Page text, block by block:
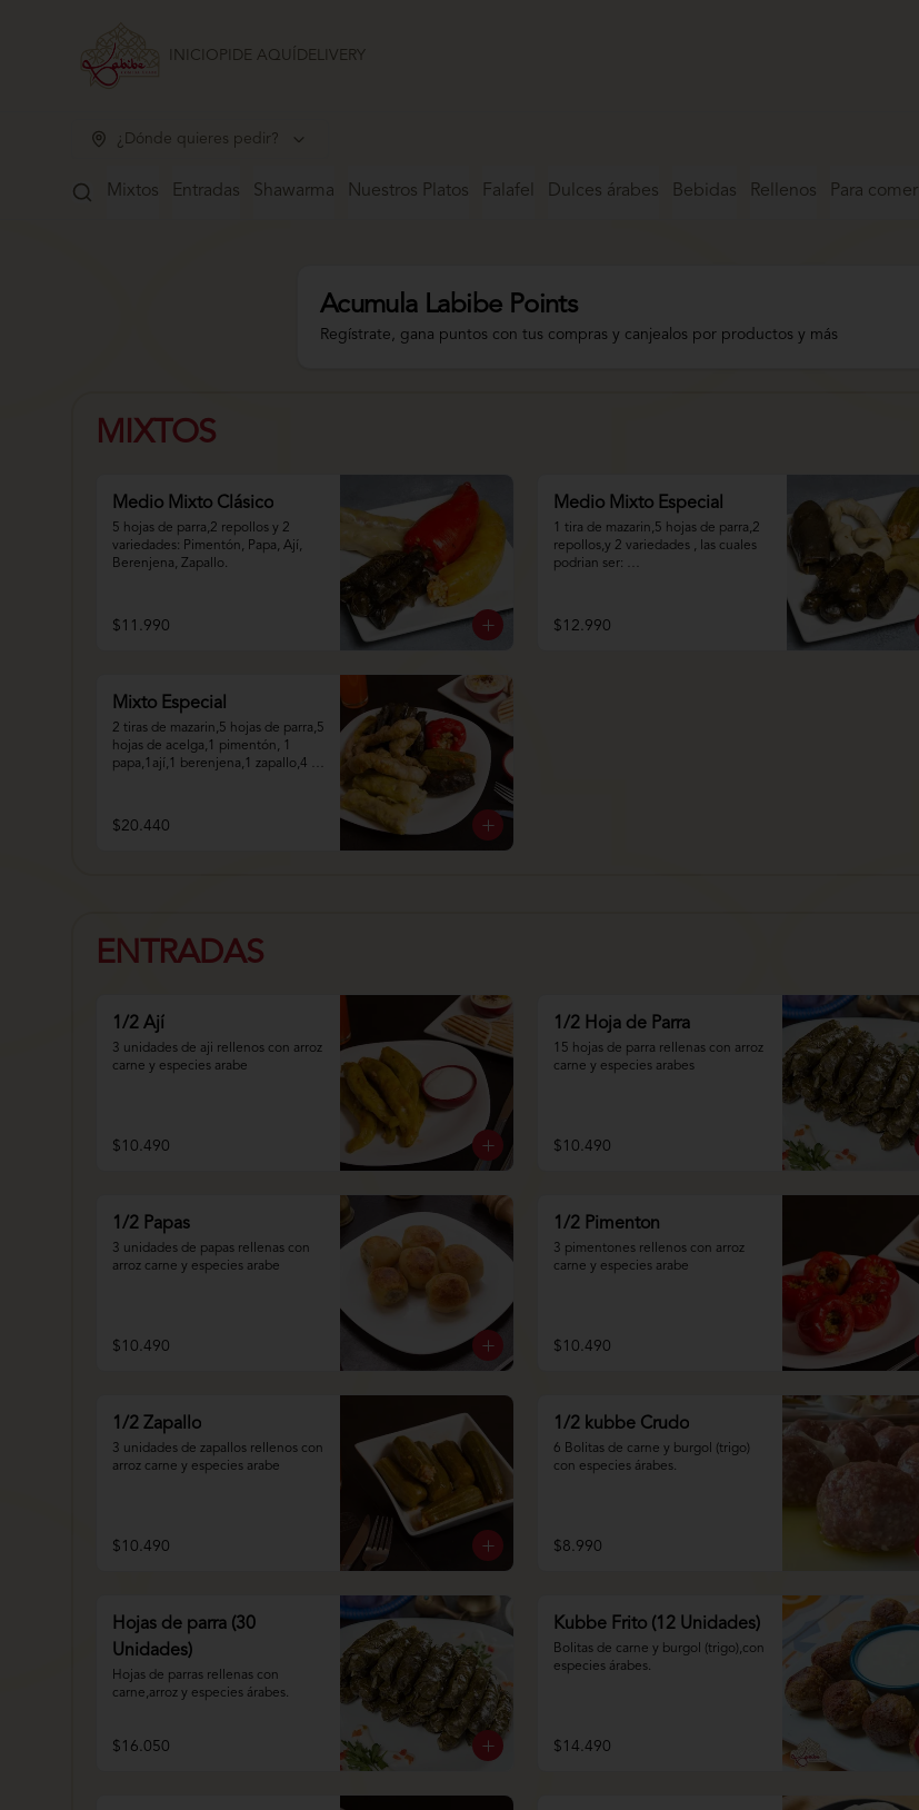
INICIO PIDE AQUÍ DELIVERY
¿Dónde quieres pedir?
Mixtos Entradas Shawarma Nuestros Platos Falafel Dulces árabes Bebidas Rellenos Para comer
Acumula Labibe Points
Regístrate, gana puntos con tus compras y canjealos por productos y más
MIXTOS
Medio Mixto Clásico
5 hojas de parra,2 repollos y 2
variedades: Pimentón, Papa, Ají,
Berenjena, Zapallo.
$11.990
Medio Mixto Especial
1 tira de mazarin,5 hojas de parra,2
repollos,y 2 variedades , las cuales
podrian ser:
$12.990
Mixto Especial
2 tiras de mazarin,5 hojas de parra,5
hojas de acelga,1 pimentón, 1
papa,1ají,1 berenjena,1 zapallo,4
$20.440
ENTRADAS
1/2 Ají
3 unidades de aji rellenos con arroz
carne y especies arabe
$10.490
1/2 Hoja de Parra
15 hojas de parra rellenas con arroz
carne y especies arabes
$10.490
1/2 Papas
3 unidades de papas rellenas con
arroz carne y especies arabe
$10.490
1/2 Pimenton
3 pimentones rellenos con arroz
carne y especies arabe
$10.490
1/2 Zapallo
3 unidades de zapallos rellenos con
arroz carne y especies arabe
$10.490
1/2 kubbe Crudo
6 Bolitas de carne y burgol (trigo)
con especies árabes.
$8.990
Hojas de parra (30
Unidades)
Hojas de parras rellenas con
carne,arroz y especies árabes.
$16.050
Kubbe Frito (12 Unidades)
Bolitas de carne y burgol (trigo),con
especies árabes.
$14.490